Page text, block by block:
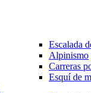
Escalada
Alpinismo
Carreras
Esquí de